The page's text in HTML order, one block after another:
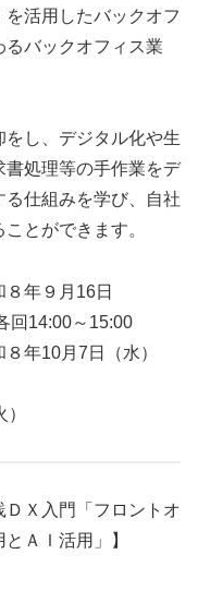
活用したバックオフ
るバックオフィス業
をし、デジタル化や生
書処理等の手作業をデ
仕組みを学び、自社
とができます。
８年９月16日
回14:00～15:00
月7日（水）
Ｘ入門「フロントオ
ＡＩ活用」】